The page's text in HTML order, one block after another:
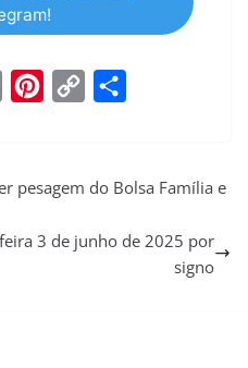
n
e
p
L
a
e
pesagem do Bolsa Família e
3 de junho de 2025 por
signo